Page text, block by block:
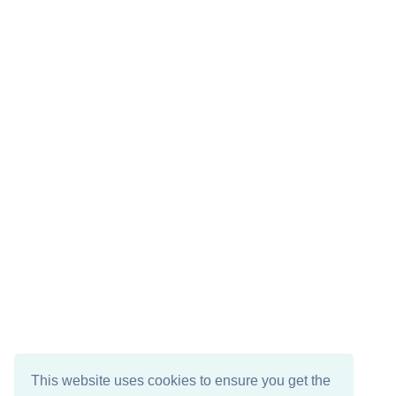
This website uses cookies to ensure you get the